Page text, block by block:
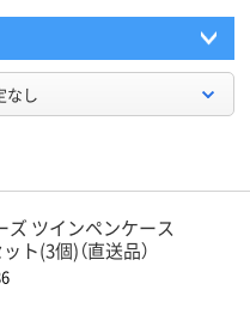
なし
ズ ツインペンケース
ト(3個)（直送品）